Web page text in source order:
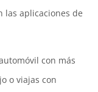
las aplicaciones de
con más
o viajas con